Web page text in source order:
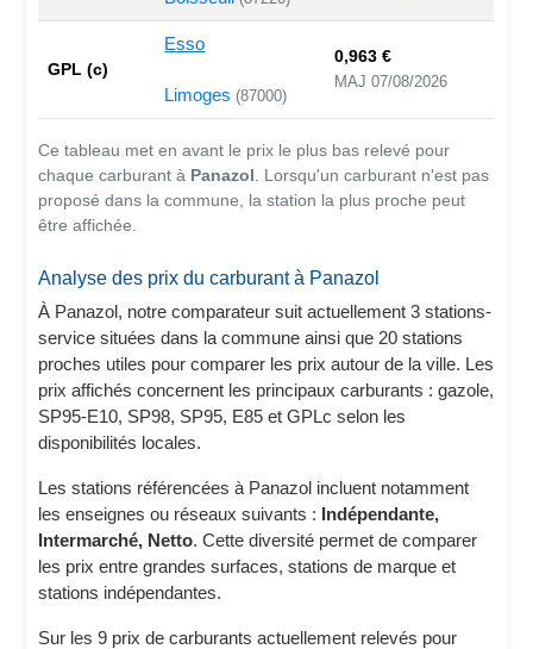
GPL (c)
Esso
Limoges(87000)
0,963 €
MAJ 07/08/2026
Ce tableau met en avant le prix le plus bas relevé pour
chaque carburant à Panazol . Lorsqu'un carburant n'est pas
proposé dans la commune, la station la plus proche peut
être affichée.
Analyse des prix du carburant à Panazol
À Panazol, notre comparateur suit actuellement 3 stations-
service situées dans la commune ainsi que 20 stations
proches utiles pour comparer les prix autour de la ville. Les
prix affichés concernent les principaux carburants : gazole,
SP95-E10, SP98, SP95, E85 et GPLc selon les
disponibilités locales.
Les stations référencées à Panazol incluent notamment
les enseignes ou réseaux suivants : Indépendante,
Intermarché, Netto. Cette diversité permet de comparer
les prix entre grandes surfaces, stations de marque et
stations indépendantes.
Sur les 9 prix de carburants actuellement relevés pour